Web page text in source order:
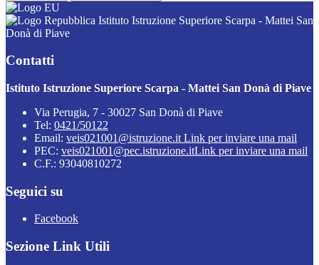
Istituto Istruzione Superiore Scarpa - Mattei San
Donà di Piave
Contatti
Istituto Istruzione Superiore Scarpa - Mattei San Donà di Piave
Via Perugia, 7 - 30027 San Donà di Piave
Tel: 0421/50122
Email: veis021001@istruzione.it Link per inviare una mail
PEC: veis021001@pec.istruzione.itLink per inviare una mail
C.F.: 93040810272
Seguici su
Facebook
Sezione Link Utili